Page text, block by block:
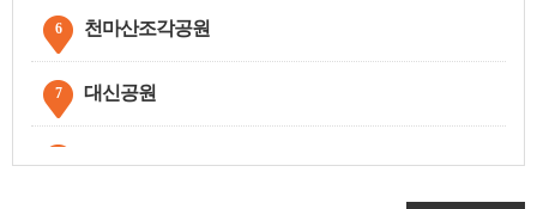
6 천마산조각공원
7 대신공원